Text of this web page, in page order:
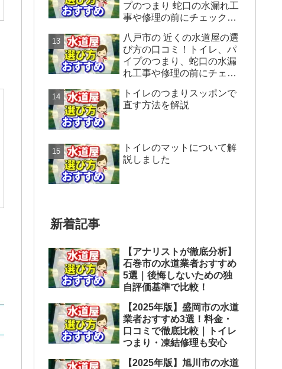
プのつまり 蛇口の水漏れ工
事や修理の前にチェックす
八戸市の 近くの水道屋の選
び方の口コミ！トイレ、パ
イプのつまり、蛇口の水漏
れ工事や修理の前にチェッ
す。
トイレのつまりスッポンで
直す方法を解説
トイレのマットについて解
説しました
新着記事
【アナリストが徹底分析】
石巻市の水道業者おすすめ
5選｜後悔しないための独
自評価基準で比較！
【2025年版】盛岡市の水道
業者おすすめ3選！料金・
口コミで徹底比較｜トイレ
つまり・凍結修理も安心
【2025年版】旭川市の水道